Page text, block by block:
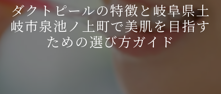
ダクトピールの特徴と岐阜県土
岐市泉池ノ上町で美肌を目指す
ための選び方ガイド